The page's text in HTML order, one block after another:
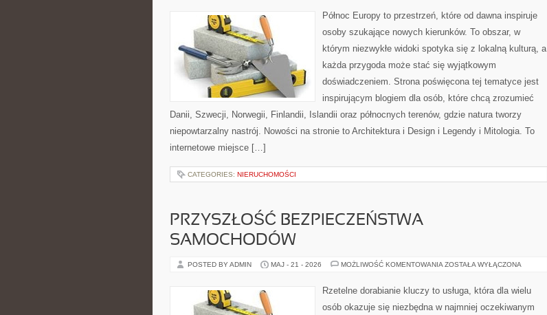
Północ Europy to przestrzeń, które od dawna inspiruje
osoby szukające nowych kierunków. To obszar, w
którym niezwykłe widoki spotyka się z lokalną kulturą, a
każda przygoda może stać się wyjątkowym
doświadczeniem. Strona poświęcona tej tematyce jest
inspirującym blogiem dla osób, które chcą zrozumieć
Danii, Szwecji, Norwegii, Finlandii, Islandii oraz północnych terenów, gdzie natura tworzy
niepowtarzalny nastrój. Nowości na stronie to Architektura i Design i Legendy i Mitologia. To
internetowe miejsce […]
CATEGORIES: NIERUCHOMOŚCI
PRZYSZŁOŚĆ BEZPIECZEŃSTWA
SAMOCHODÓW
POSTED BY ADMIN MAJ - 21 - 2026 MOŻLIWOŚĆ KOMENTOWANIA PRZYSZŁOŚĆ
ZOSTAŁA WYŁĄCZONA
Rzetelne dorabianie kluczy to usługa, która dla wielu
osób okazuje się niezbędna w najmniej oczekiwanym